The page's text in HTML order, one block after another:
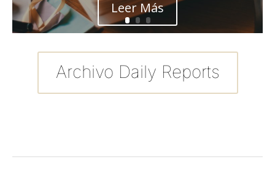
Leer Más
Archivo Daily Reports